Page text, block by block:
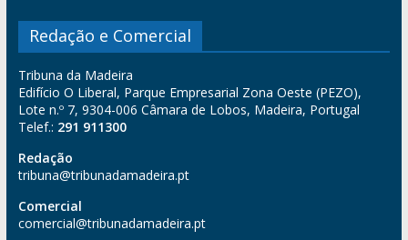
Redação e Comercial
Tribuna da Madeira
Edifício O Liberal, Parque Empresarial Zona Oeste (PEZO),
Lote n.º 7, 9304-006 Câmara de Lobos, Madeira, Portugal
Telef.: 291 911300
Redação
tribuna@tribunadamadeira.pt
Comercial
comercial@tribunadamadeira.pt